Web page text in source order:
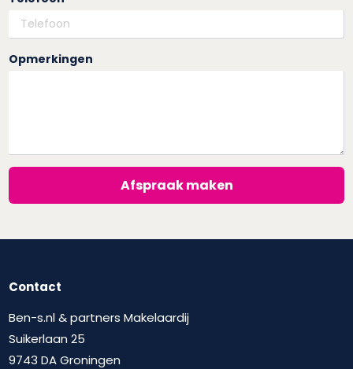
Opmerkingen
Afspraak maken
Contact
Ben-s.nl & partners Makelaardij
Suikerlaan 25
9743 DA Groningen